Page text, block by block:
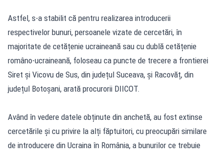
Astfel, s-a stabilit că pentru realizarea introducerii
respectivelor bunuri, persoanele vizate de cercetări, în
majoritate de cetățenie ucraineană sau cu dublă cetățenie
româno-ucraineană, foloseau ca puncte de trecere a frontierei
Siret și Vicovu de Sus, din județul Suceava, și Racovăț, din
județul Botoșani, arată procurorii DIICOT.
Având în vedere datele obținute din anchetă, au fost extinse
cercetările și cu privire la alți făptuitori, cu preocupări similare
de introducere din Ucraina în România, a bunurilor ce trebuie